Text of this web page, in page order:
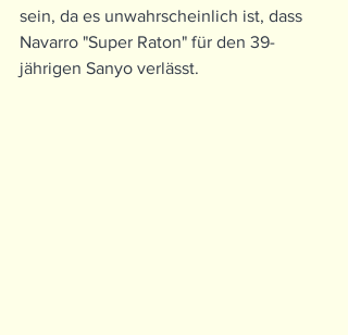
sein, da es unwahrscheinlich ist, dass
Navarro "Super Raton" für den 39-
jährigen Sanyo verlässt.